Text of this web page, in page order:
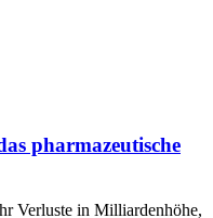
pharmazeutische
Verluste in Milliardenhöhe,